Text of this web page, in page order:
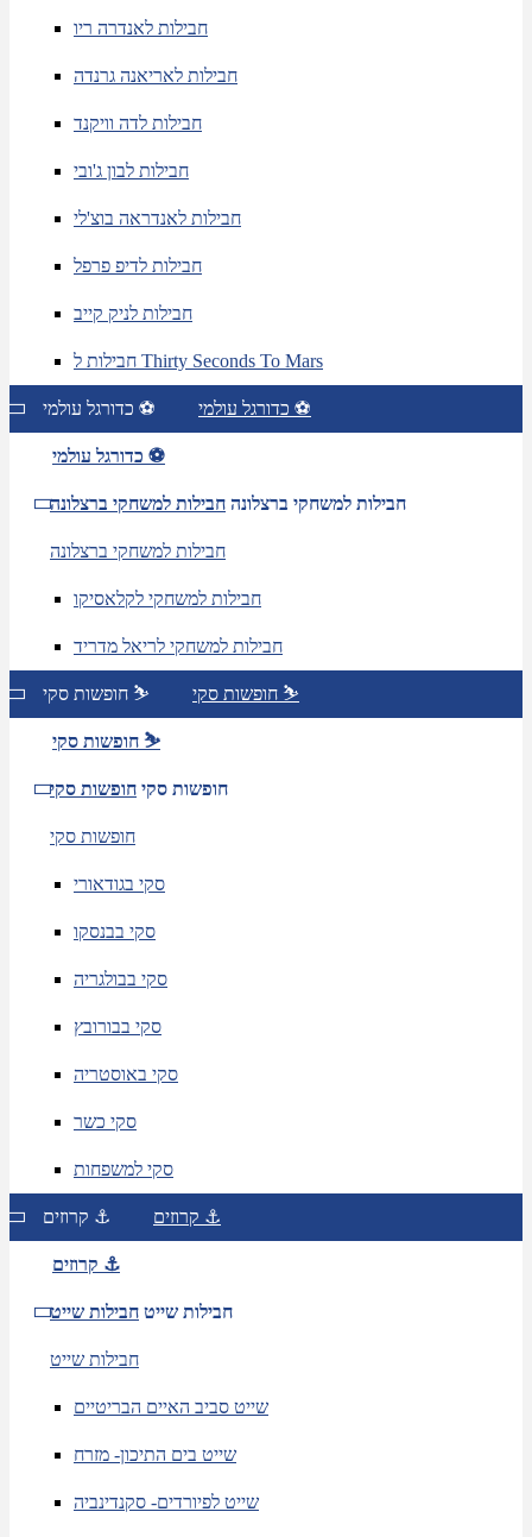
חבילות לאנדרה ריו
חבילות לאריאנה גרנדה
חבילות לדה וויקנד
חבילות לבון ג'ובי
חבילות לאנדראה בוצ'לי
חבילות לדיפ פרפל
חבילות לניק קייב
חבילות ל Thirty Seconds To Mars
כדורגל עולמי ⚽ כדורגל עולמי ⚽
כדורגל עולמי ⚽
חבילות למשחקי ברצלונה חבילות למשחקי ברצלונה
חבילות למשחקי ברצלונה
חבילות למשחקי לקלאסיקו
חבילות למשחקי לריאל מדריד
חופשות סקי ⛷️ חופשות סקי ⛷️
חופשות סקי ⛷️
חופשות סקי חופשות סקי
חופשות סקי
סקי בגודאורי
סקי בבנסקו
סקי בבולגריה
סקי בבורובץ
סקי באוסטריה
סקי כשר
סקי למשפחות
קרוזים ⚓ קרוזים ⚓
קרוזים ⚓
חבילות שייט חבילות שייט
חבילות שייט
שייט סביב האיים הבריטיים
שייט בים התיכון- מזרח
שייט לפיורדים- סקנדינביה